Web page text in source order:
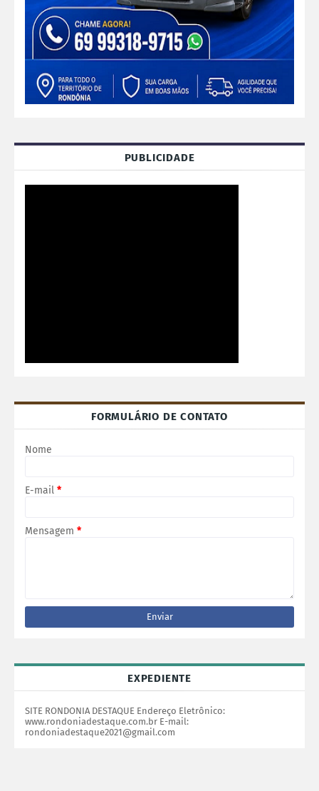
PUBLICIDADE
FORMULÁRIO DE CONTATO
Nome
E-mail *
Mensagem *
EXPEDIENTE
SITE RONDONIA DESTAQUE Endereço Eletrônico:
www.rondoniadestaque.com.br E-mail:
rondoniadestaque2021@gmail.com